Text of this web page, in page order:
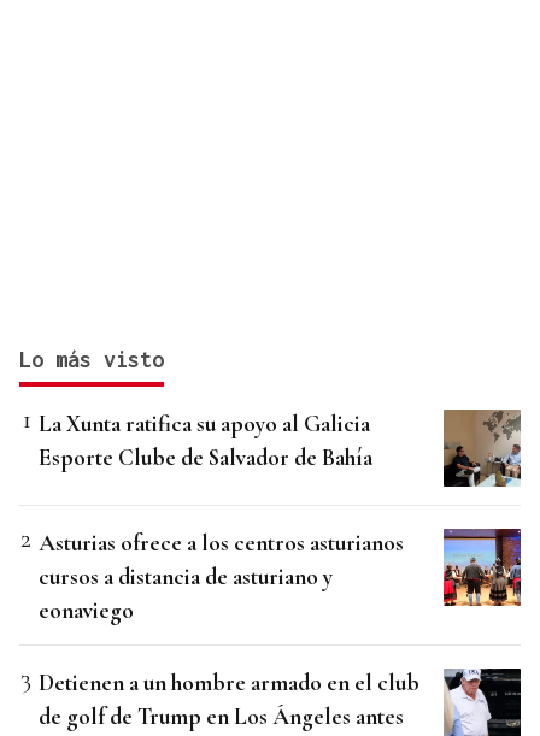
Lo más visto
La Xunta ratifica su apoyo al Galicia
Esporte Clube de Salvador de Bahía
Asturias ofrece a los centros asturianos
cursos a distancia de asturiano y
eonaviego
Detienen a un hombre armado en el club
de golf de Trump en Los Ángeles antes